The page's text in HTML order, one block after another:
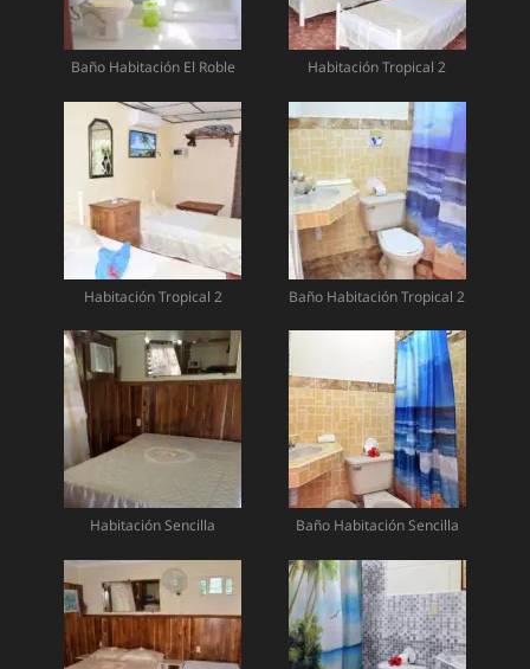
Baño Habitación El Roble Habitación Tropical 2
Habitación Tropical 2 Baño Habitación Tropical 2
Habitación Sencilla Baño Habitación Sencilla